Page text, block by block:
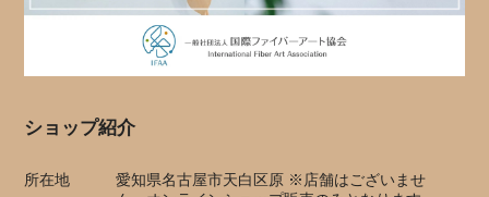
ショップ紹介
所在地
愛知県名古屋市天白区原 ※店舗はございませ